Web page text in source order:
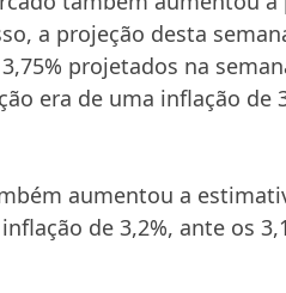
a projeção desta
projetados na
era de uma inflação de
aumentou a
de 3,2%, ante os